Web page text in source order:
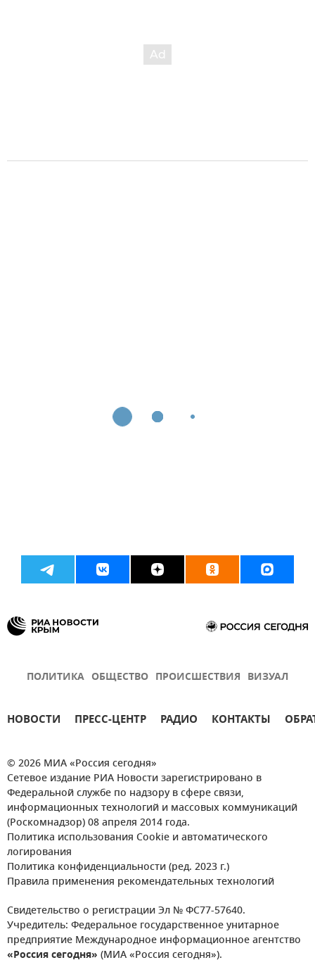
ПОЛИТИКА ОБЩЕСТВО ПРОИСШЕСТВИЯ ВИЗУАЛ
НОВОСТИ ПРЕСС-ЦЕНТР РАДИО КОНТАКТЫ
© 2026 МИА «Россия сегодня»
Сетевое издание РИА Новости зарегистрировано в
Федеральной службе по надзору в сфере связи,
информационных технологий и массовых коммуникаций
(Роскомнадзор) 08 апреля 2014 года.
Политика использования Cookie и автоматического
логирования
Политика конфиденциальности (ред. 2023 г.)
Правила применения рекомендательных технологий
Свидетельство о регистрации Эл № ФС77-57640.
Учредитель: Федеральное государственное унитарное
предприятие Международное информационное агентство
«Россия сегодня» (МИА «Россия сегодня»).